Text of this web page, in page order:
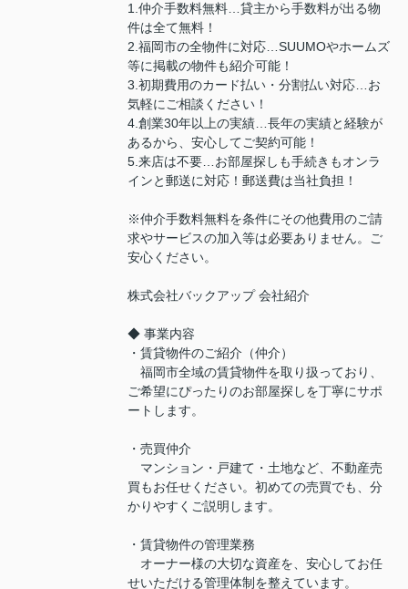
1.仲介手数料無料…貸主から手数料が出る物
件は全て無料！
2.福岡市の全物件に対応…SUUMOやホームズ
等に掲載の物件も紹介可能！
3.初期費用のカード払い・分割払い対応…お
気軽にご相談ください！
4.創業30年以上の実績…長年の実績と経験が
あるから、安心してご契約可能！
5.来店は不要…お部屋探しも手続きもオンラ
インと郵送に対応！郵送費は当社負担！
※仲介手数料無料を条件にその他費用のご請
求やサービスの加入等は必要ありません。ご
安心ください。
株式会社バックアップ 会社紹介
◆ 事業内容
・賃貸物件のご紹介（仲介）
福岡市全域の賃貸物件を取り扱っており、
ご希望にぴったりのお部屋探しを丁寧にサポ
ートします。
・売買仲介
マンション・戸建て・土地など、不動産売
買もお任せください。初めての売買でも、分
かりやすくご説明します。
・賃貸物件の管理業務
オーナー様の大切な資産を、安心してお任
せいただける管理体制を整えています。